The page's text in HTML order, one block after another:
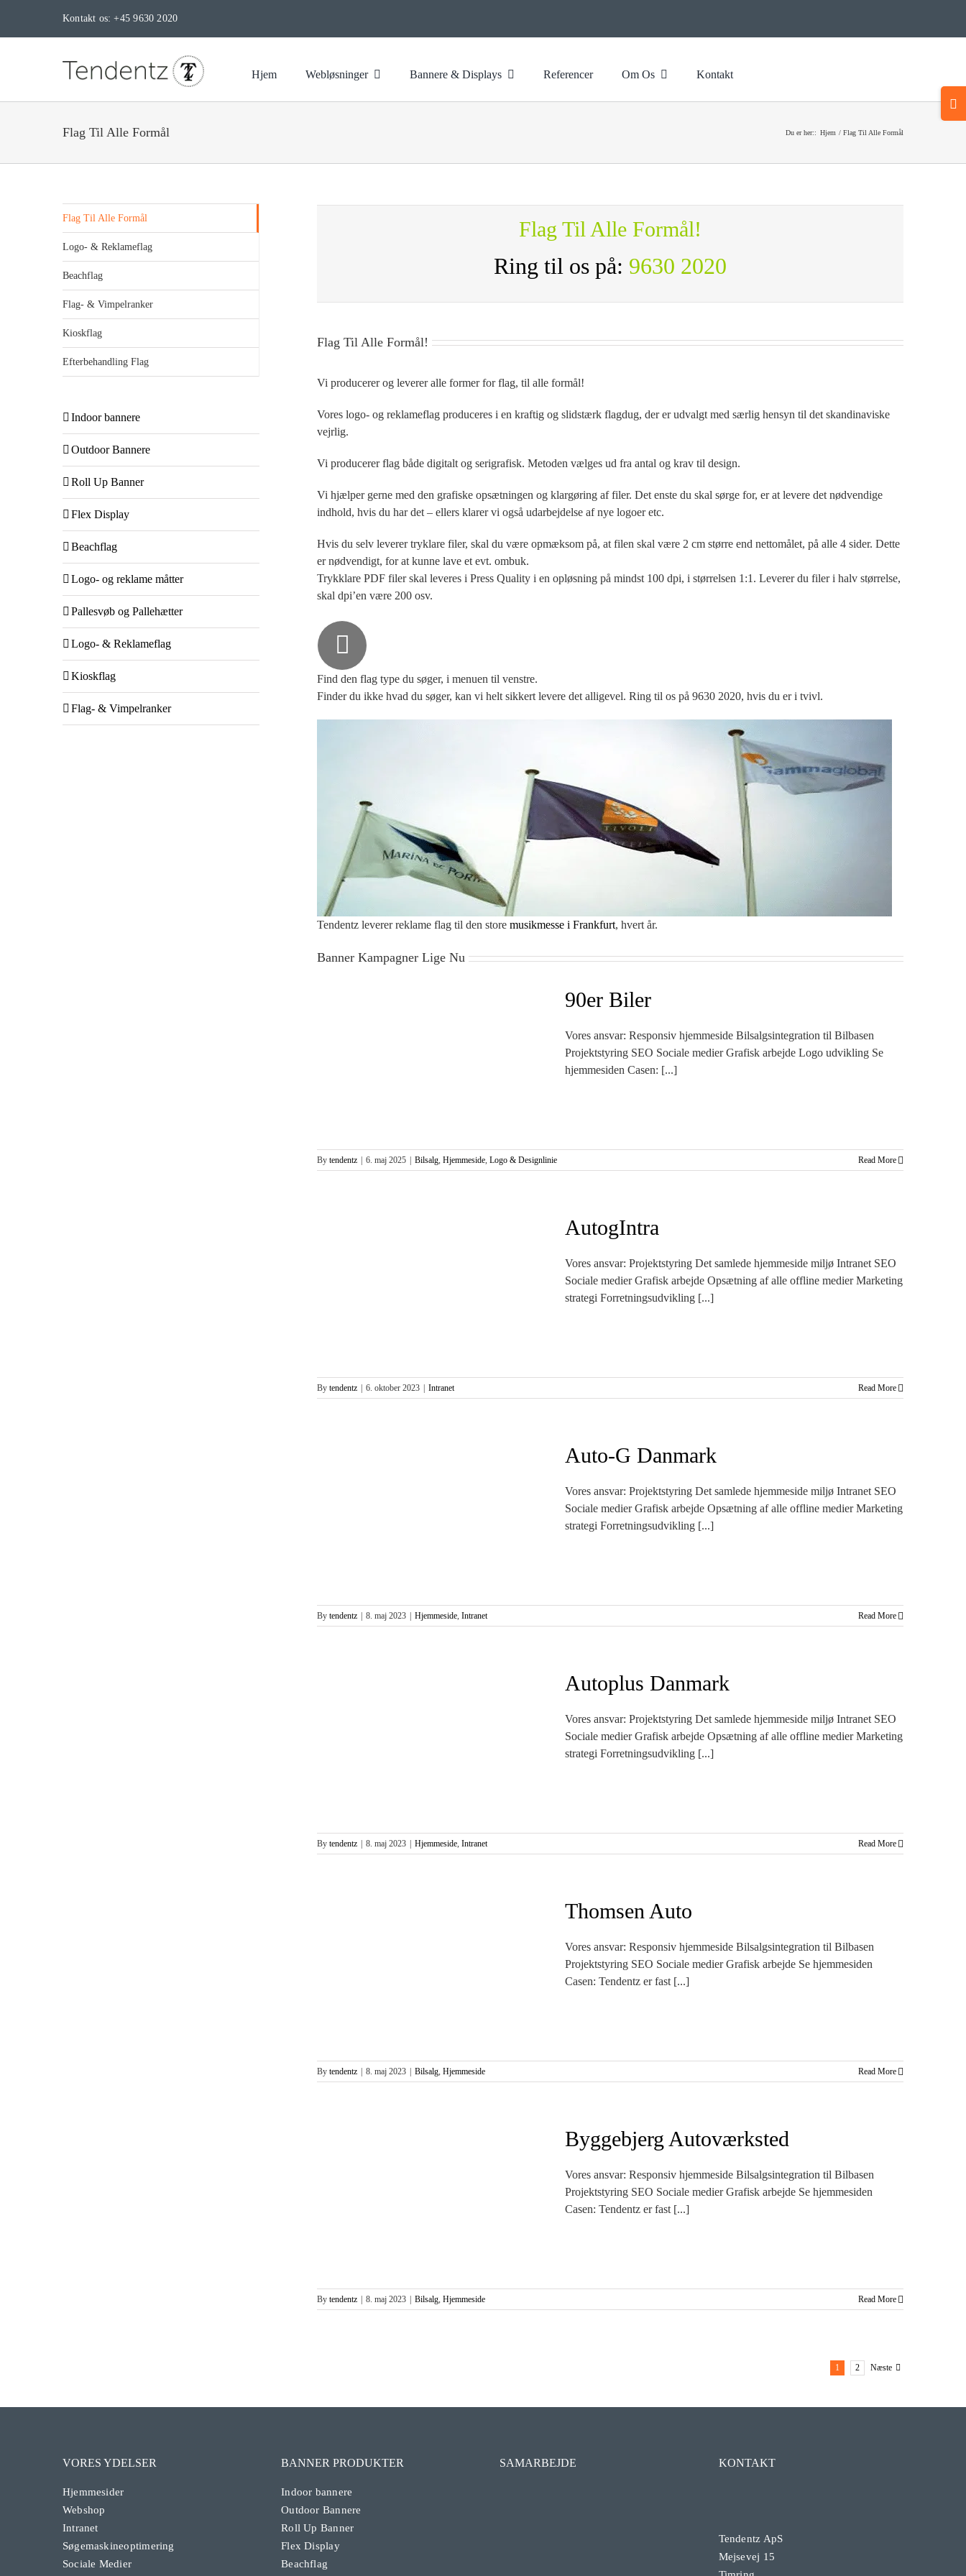
Kontakt os: +45 9630 2020
Hjem Webløsninger Bannere & Displays Referencer Om Os Kontakt
Flag Til Alle Formål Du er her:: Hjem Flag Til Alle Formål
Flag Til Alle Formål!
Ring til os på: 9630 2020
Flag Til Alle Formål!
Vi producerer og leverer alle former for flag, til alle formål!
Vores logo- og reklameflag produceres i en kraftig og slidstærk flagdug, der er udvalgt med særlig hensyn til det skandinaviske
vejrlig.
Vi producerer flag både digitalt og serigrafisk. Metoden vælges ud fra antal og krav til design.
Vi hjælper gerne med den grafiske opsætningen og klargøring af filer. Det enste du skal sørge for, er at levere det nødvendige
indhold, hvis du har det – ellers klarer vi også udarbejdelse af nye logoer etc.
Hvis du selv leverer tryklare filer, skal du være opmæksom på, at filen skal være 2 cm større end nettomålet, på alle 4 sider. Dette
er nødvendigt, for at kunne lave et evt. ombuk.
Trykklare PDF filer skal leveres i Press Quality i en opløsning på mindst 100 dpi, i størrelsen 1:1. Leverer du filer i halv størrelse,
skal dpi’en være 200 osv.
Find den flag type du søger, i menuen til venstre.
Finder du ikke hvad du søger, kan vi helt sikkert levere det alligevel. Ring til os på 9630 2020, hvis du er i tvivl.
Tendentz leverer reklame flag til den store musikmesse i Frankfurt, hvert år.
Banner Kampagner Lige Nu
90er Biler
Vores ansvar: Responsiv hjemmeside Bilsalgsintegration til Bilbasen
Projektstyring SEO Sociale medier Grafisk arbejde Logo udvikling Se
hjemmesiden Casen: [...]
By tendentz 6. maj 2025 Bilsalg, Hjemmeside, Logo & Designlinie Read More
AutogIntra
Vores ansvar: Projektstyring Det samlede hjemmeside miljø Intranet SEO
Sociale medier Grafisk arbejde Opsætning af alle offline medier Marketing
strategi Forretningsudvikling [...]
By tendentz 6. oktober 2023 Intranet Read More
Auto-G Danmark
Vores ansvar: Projektstyring Det samlede hjemmeside miljø Intranet SEO
Sociale medier Grafisk arbejde Opsætning af alle offline medier Marketing
strategi Forretningsudvikling [...]
By tendentz 8. maj 2023 Hjemmeside, Intranet Read More
Autoplus Danmark
Vores ansvar: Projektstyring Det samlede hjemmeside miljø Intranet SEO
Sociale medier Grafisk arbejde Opsætning af alle offline medier Marketing
strategi Forretningsudvikling [...]
By tendentz 8. maj 2023 Hjemmeside, Intranet Read More
Thomsen Auto
Vores ansvar: Responsiv hjemmeside Bilsalgsintegration til Bilbasen
Projektstyring SEO Sociale medier Grafisk arbejde Se hjemmesiden
Casen: Tendentz er fast [...]
By tendentz 8. maj 2023 Bilsalg, Hjemmeside Read More
Byggebjerg Autoværksted
Vores ansvar: Responsiv hjemmeside Bilsalgsintegration til Bilbasen
Projektstyring SEO Sociale medier Grafisk arbejde Se hjemmesiden
Casen: Tendentz er fast [...]
By tendentz 8. maj 2023 Bilsalg, Hjemmeside Read More
1 2 Næste
Flag Til Alle Formål
Logo- & Reklameflag
Beachflag
Flag- & Vimpelranker
Kioskflag
Efterbehandling Flag
Indoor bannere
Outdoor Bannere
Roll Up Banner
Flex Display
Beachflag
Logo- og reklame måtter
Pallesvøb og Pallehætter
Logo- & Reklameflag
Kioskflag
Flag- & Vimpelranker
VORES YDELSER
Hjemmesider
Webshop
Intranet
Søgemaskineoptimering
Sociale Medier
BANNER PRODUKTER
Indoor bannere
Outdoor Bannere
Roll Up Banner
Flex Display
Beachflag
SAMARBEJDE KONTAKT
Tendentz ApS
Mejsevej 15